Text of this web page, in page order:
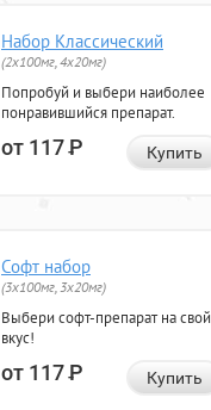
Набор Классический
(2x100мг, 4x20мг)
Попробуй и выбери наиболее
понравившийся препарат.
от 117Р Купить
Софт набор
(3x100мг, 3x20мг)
Выбери софт-препарат на свой
вкус!
от 117Р Купить